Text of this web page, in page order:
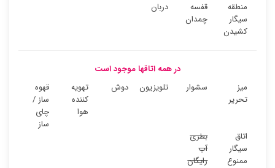
منطقه
سیگار
کشیدن
قفسه
چمدان
دربان
در همه اتاقها موجود است
میز
تحریر
سشوار تلویزیون دوش
تهویه
کننده
هوا
قهوه
ساز /
چای
ساز
اتاق
سیگار
ممنوع
بطری
آب
رایگان